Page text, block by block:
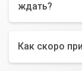
ждать?
Как скоро